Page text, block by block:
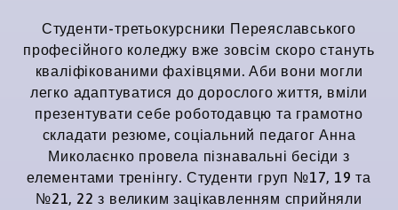
Студенти-третьокурсники Переяславського
професійного коледжу вже зовсім скоро стануть
кваліфікованими фахівцями. Аби вони могли
легко адаптуватися до дорослого життя, вміли
презентувати себе роботодавцю та грамотно
складати резюме, соціальний педагог Анна
Миколаєнко провела пізнавальні бесіди з
елементами тренінгу. Студенти груп №17, 19 та
№21, 22 з великим зацікавленням сприйняли